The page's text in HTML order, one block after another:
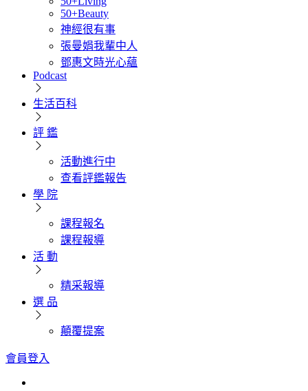
50+Beauty
神經很有事
張曼娟我輩中人
鄧惠文時光心蘊
Podcast
生活百科
評 鑑
活動進行中
查看評鑑報告
學 院
課程報名
課程報導
活 動
精采報導
選 品
顛覆提案
會員登入